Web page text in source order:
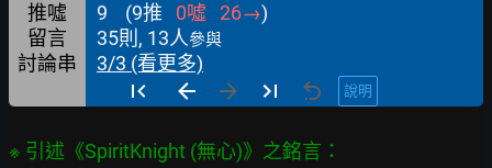
推噓 9 (9推 0噓 26→)
留言
35則, 13人參與
討論串 3/3 (看更多)
說明